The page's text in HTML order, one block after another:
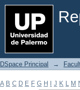
Filtrar por:
DSpace Principal →
A B C D E F G H J K L M